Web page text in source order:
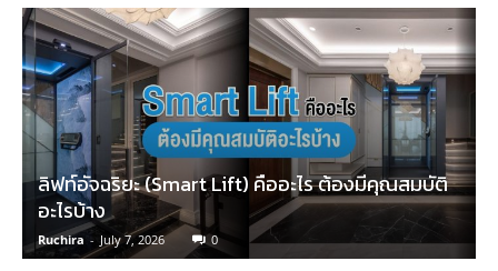
ลิฟท์อัจฉริยะ (Smart Lift) คืออะไร ต้องมีคุณสมบัติ
อะไรบ้าง
Ruchira - July 7, 2026 0